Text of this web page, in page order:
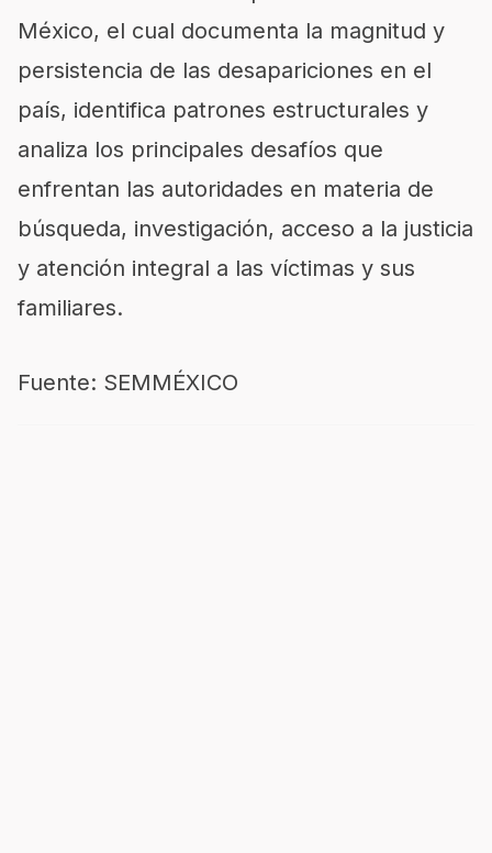
México, el cual documenta la magnitud y
persistencia de las desapariciones en el
país, identifica patrones estructurales y
analiza los principales desafíos que
enfrentan las autoridades en materia de
búsqueda, investigación, acceso a la justicia
y atención integral a las víctimas y sus
familiares.
Fuente: SEMMÉXICO